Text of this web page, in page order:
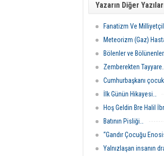
Yazarın Diğer
Fanatizm Ve
Meteorizm (Gaz)
Bölenler ve Bölünenler…
Zemberekten Tayyare…
Cumhurbaşkanı
İlk Günün Hikayesi…
Hoş Geldin Bre Halil
Batının Pisliği…
“Gandır Çocuğu
Yalnızlaşan insanın